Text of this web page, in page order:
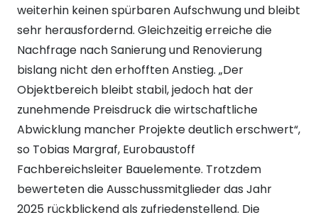
weiterhin keinen spürbaren Aufschwung und bleibt
sehr herausfordernd. Gleichzeitig erreiche die
Nachfrage nach Sanierung und Renovierung
bislang nicht den erhofften Anstieg. „Der
Objektbereich bleibt stabil, jedoch hat der
zunehmende Preisdruck die wirtschaftliche
Abwicklung mancher Projekte deutlich erschwert“,
so Tobias Margraf, Eurobaustoff
Fachbereichsleiter Bauelemente. Trotzdem
bewerteten die Ausschussmitglieder das Jahr
2025 rückblickend als zufriedenstellend. Die